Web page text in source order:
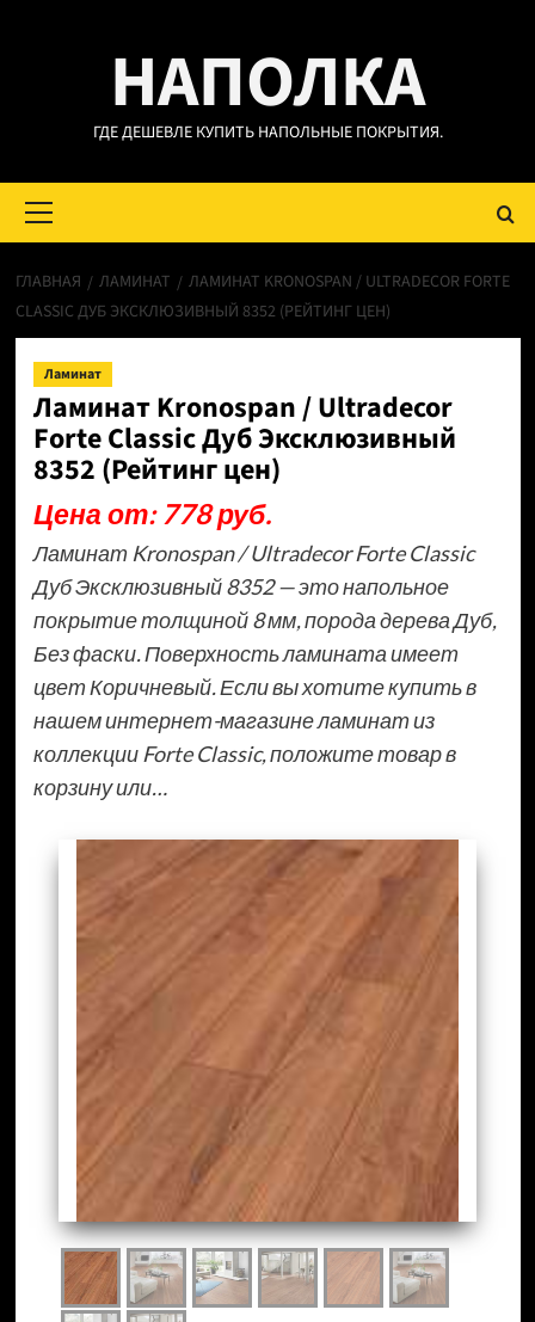
НАПОЛКА
ГДЕ ДЕШЕВЛЕ КУПИТЬ НАПОЛЬНЫЕ ПОКРЫТИЯ.
меню
ГЛАВНАЯ ЛАМИНАТ
ЛАМИНАТ KRONOSPAN / ULTRADECOR FORTE
CLASSIC ДУБ ЭКСКЛЮЗИВНЫЙ 8352 (РЕЙТИНГ ЦЕН)
Ламинат
Ламинат Kronospan / Ultradecor
Forte Classic Дуб Эксклюзивный
8352 (Рейтинг цен)
Цена от: 778 руб.
Ламинат Kronospan / Ultradecor Forte Classic
Дуб Эксклюзивный 8352 — это напольное
покрытие толщиной 8 мм, порода дерева Дуб,
Без фаски. Поверхность ламината имеет
цвет Коричневый. Если вы хотите купить в
нашем интернет-магазине ламинат из
коллекции Forte Classic, положите товар в
корзину или…